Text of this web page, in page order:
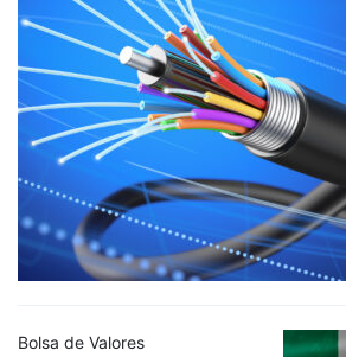
Bolsa de Valores